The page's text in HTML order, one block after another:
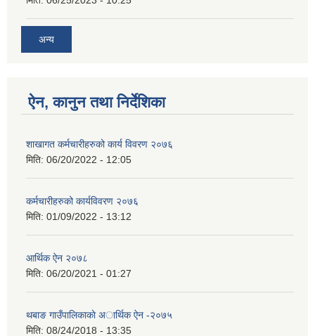
अन्य
ऐन, कानुन तथा निर्देशिका
शाखागत कर्मचारीहरुको कार्य विवरण २०७६
मिति: 06/20/2022 - 12:05
कर्मचारीहरुको कार्यविवरण २०७६
मिति: 01/09/2022 - 13:12
आर्थिक ऐन २०७८
मिति: 06/20/2021 - 01:27
थबाङ गाउँपालिकाकाे अार्थिक ऐन -२०७५
मिति: 08/24/2018 - 13:35